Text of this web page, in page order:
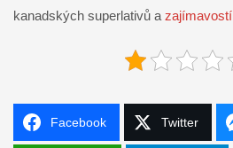
kanadských superlativů a zajímavostí
Facebook Twitter